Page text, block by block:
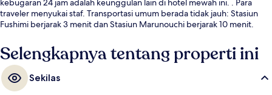
kebugaran 24 jam adalah keunggulan lain di hotel mewah ini. . Para
traveler menyukai staf. Transportasi umum berada tidak jauh: Stasiun
Fushimi berjarak 3 menit dan Stasiun Marunouchi berjarak 10 menit.
Selengkapnya tentang properti ini
Sekilas